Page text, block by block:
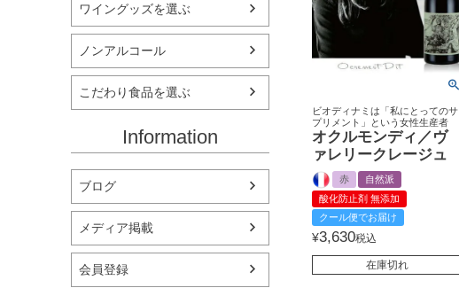
ワイングッズを選ぶ
ノンアルコール
こだわり食品を選ぶ
Information
ブログ
メディア掲載
会員登録
ビオディナミは「私にとってのサ
プリメント」という女性生産者
オクルモンディ／ヴ
ァレリークレージュ
赤
自然派
酸化防止剤 無添加
クール便でお届け
¥3,630税込
在庫切れ